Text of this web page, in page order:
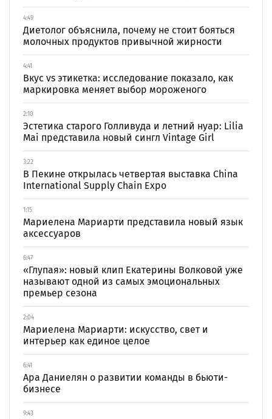
4:49
Диетолог объяснила, почему не стоит бояться
молочных продуктов привычной жирности
4:41
Вкус vs этикетка: исследование показало, как
маркировка меняет выбор мороженого
2:10
Эстетика старого Голливуда и летний нуар: Lilia
Mai представила новый сингл Vintage Girl
3:22
В Пекине открылась четвертая выставка China
International Supply Chain Expo
1:15
Мариелена Мариарти представила новый язык
аксессуаров
6:47
«Глупая»: новый клип Екатерины Волковой уже
называют одной из самых эмоциональных
премьер сезона
2:04
Мариелена Мариарти: искусство, свет и
интерьер как единое целое
6:41
Ара Даниелян о развитии команды в бьюти-
бизнесе
9:43